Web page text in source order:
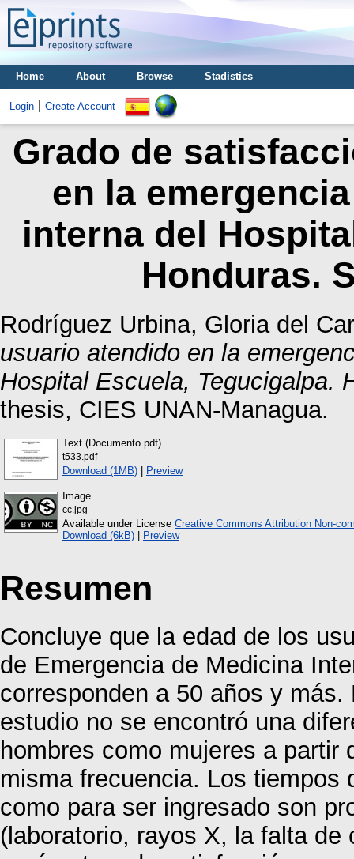
Home About Browse Stadistics
Login Create Account
Grado de
en la
interna del
Honduras.
Rodríguez Urbina, Gloria del
usuario atendido en la
Hospital Escuela, Tegucigalpa.
thesis, CIES UNAN-Managua.
Text (Documento pdf)
t533.pdf
Download (1MB) | Preview
Image
cc.jpg
Available under License Creative Commons Attribution Non-
Download (6kB) | Preview
Resumen
Concluye que la edad de los
de Emergencia de Medicina
corresponden a 50 años y
estudio no se encontró una
hombres como mujeres a
misma frecuencia. Los tiempos
como para ser ingresado son
(laboratorio, rayos X, la falta